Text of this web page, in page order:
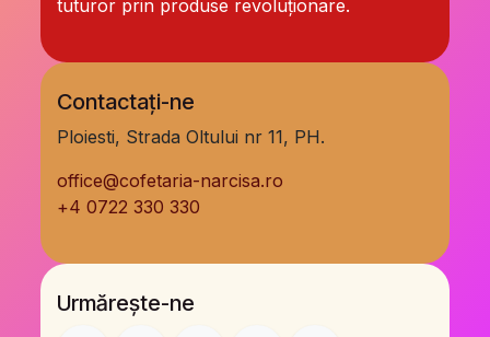
tuturor prin produse revoluționare.
Contactați-ne
Ploiesti, Strada Oltului nr 11, PH.
office@cofetaria-narcisa.ro
+4 0722 330 330
Urmărește-ne